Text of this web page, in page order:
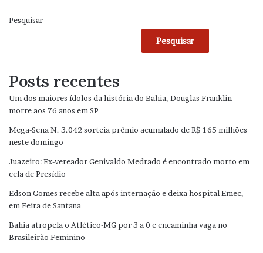
Pesquisar
Pesquisar
Posts recentes
Um dos maiores ídolos da história do Bahia, Douglas Franklin
morre aos 76 anos em SP
Mega-Sena N. 3.042 sorteia prêmio acumulado de R$ 165 milhões
neste domingo
Juazeiro: Ex-vereador Genivaldo Medrado é encontrado morto em
cela de Presídio
Edson Gomes recebe alta após internação e deixa hospital Emec,
em Feira de Santana
Bahia atropela o Atlético-MG por 3 a 0 e encaminha vaga no
Brasileirão Feminino